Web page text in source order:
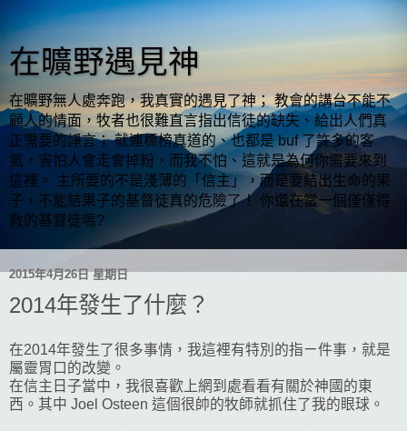
在曠野遇見神
在曠野無人處奔跑，我真實的遇見了神； 教會的講台不能不
顧人的情面，牧者也很難直言指出信徒的缺失、給出人們真
正需要的諍言； 就連標榜真道的、也都是 buf 了許多的客
氣，害怕人會走會掉粉，而我不怕、這就是為何你需要來到
這裡。 主所要的不是淺薄的「信主」，而是要結出生命的果
子，不能結果子的基督徒真的危險了！ 你還在當一個僅僅得
救的基督徒嗎?
2015年4月26日 星期日
2014年發生了什麼？
在2014年發生了很多事情，我這裡有特別的指ㄧ件事，就是
屬靈胃口的改變。
在信主日子當中，我很喜歡上網到處看看有關於神國的東
西。其中 Joel Osteen 這個很帥的牧師就抓住了我的眼球。